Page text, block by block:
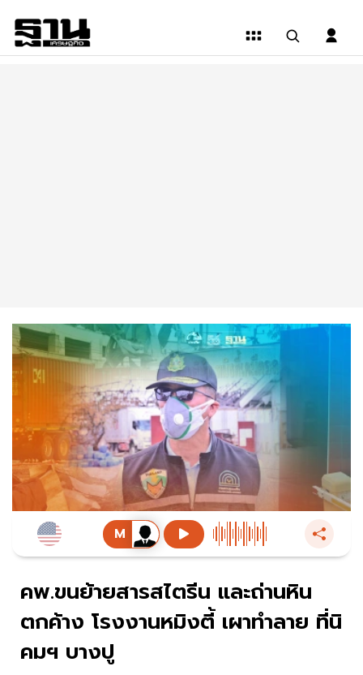
คพ.ขนย้ายสารสไตรีน และถ่านหิน
ตกค้าง โรงงานหมิงตี้ เผาทำลาย ที่นิ
คมฯ บางปู